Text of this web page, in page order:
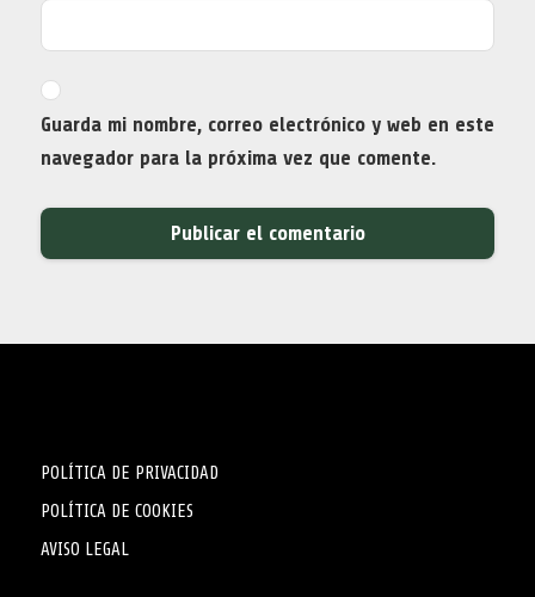
Guarda mi nombre, correo electrónico y web en este
navegador para la próxima vez que comente.
POLÍTICA DE PRIVACIDAD
POLÍTICA DE COOKIES
AVISO LEGAL